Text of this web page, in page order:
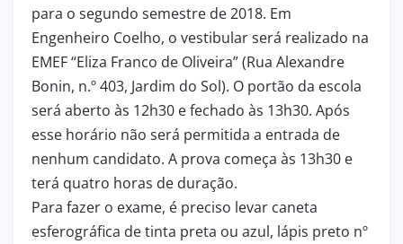
para o segundo semestre de 2018. Em
Engenheiro Coelho, o vestibular será realizado na
EMEF “Eliza Franco de Oliveira” (Rua Alexandre
Bonin, n.º 403, Jardim do Sol). O portão da escola
será aberto às 12h30 e fechado às 13h30. Após
esse horário não será permitida a entrada de
nenhum candidato. A prova começa às 13h30 e
terá quatro horas de duração.
Para fazer o exame, é preciso levar caneta
esferográfica de tinta preta ou azul, lápis preto nº